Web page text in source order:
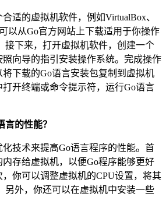
适的虚拟机软件，例如VirtualBox、
以从Go官方网站上下载适用于你操作
接下来，打开虚拟机软件，创建一个
向导的指引安装操作系统。完成操作
下载的Go语言安装包复制到虚拟机
开终端或命令提示符，运行Go语言
言的性能？
技术来提高Go语言程序的性能。首
存给虚拟机，以便Go程序能够更好
你可以调整虚拟机的CPU设置，将其
另外，你还可以在虚拟机中安装一些